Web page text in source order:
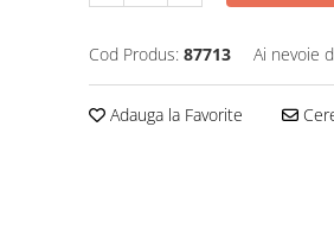
Cod Produs: 87713 Ai nevoie
Adauga la Favorite